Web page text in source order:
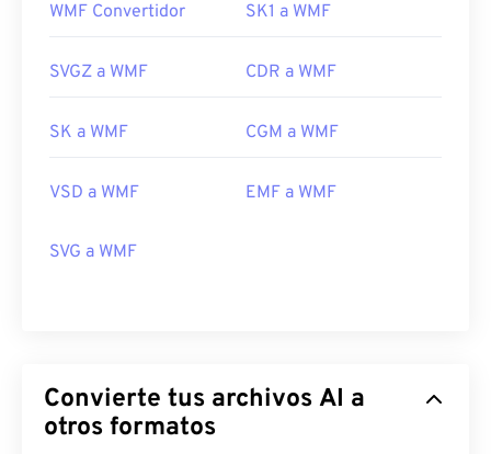
programas de imágenes compatibles, como
macOS es
Adobe Illustrator.
Un visor alternativo que puedes probar es
Windows se incluyen
Lanzamiento inicial: 1992
WMF Convertidor SK1 a WMF
SVGZ a WMF CDR a WMF
SK a WMF CGM a WMF
VSD a WMF EMF a WMF
SVG a WMF
Convierte tus archivos AI a
otros formatos